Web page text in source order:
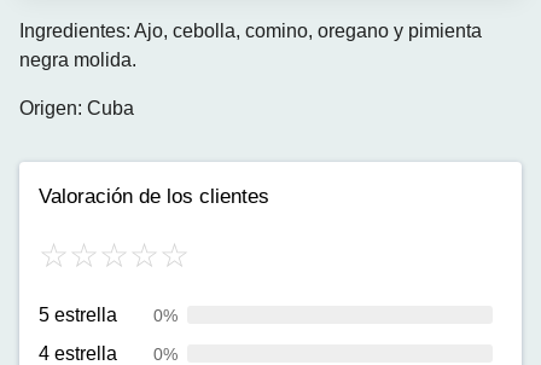
Ingredientes: Ajo, cebolla, comino, oregano y pimienta
negra molida.
Origen: Cuba
Valoración de los clientes
5 estrella 0%
4 estrella 0%